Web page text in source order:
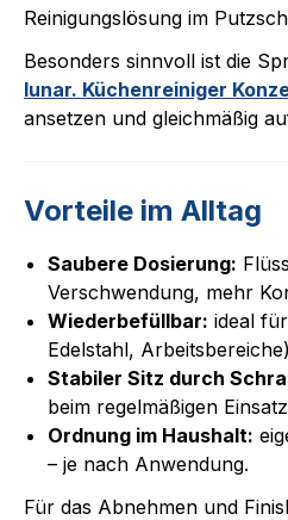
Reinigungslösung im
Besonders sinnvoll ist die
lunar. Küchenreiniger
ansetzen und gleichmäßig
Vorteile im Alltag
Saubere Dosierung:
Verschwendung, mehr
Wiederbefüllbar: ideal
Edelstahl,
Stabiler Sitz durch
beim regelmäßigen
Ordnung im Haushalt:
– je nach Anwendung.
Für das Abnehmen und